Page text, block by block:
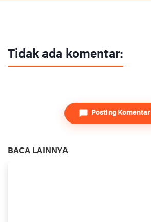
Tidak ada komentar:
Posting Komentar
BACA LAINNYA